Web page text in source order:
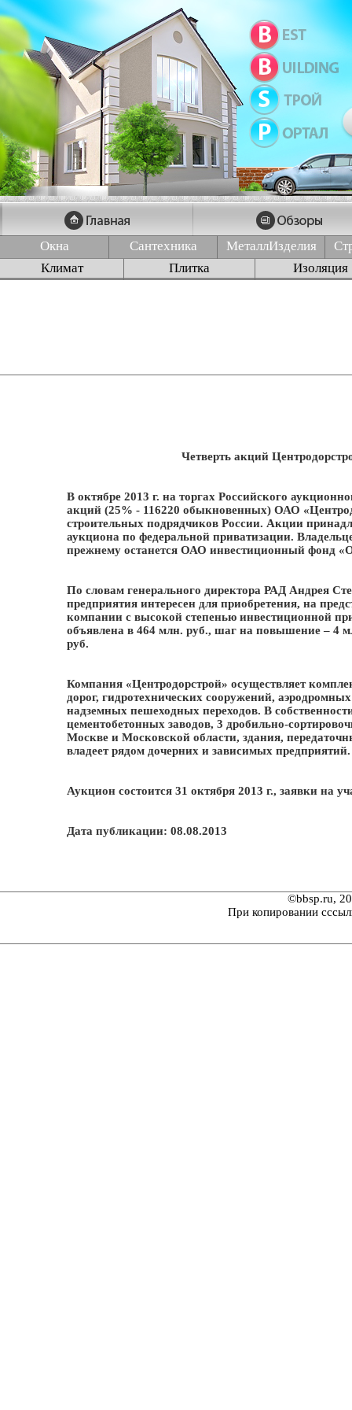
Окна Сантехника МеталлИзделия
Климат
Плитка Изоляция
Четверть акций
В октябре 2013 г. на торгах Российского
акций (25% - 116220 обыкновенных) ОАО
строительных подрядчиков России. Акции
аукциона по федеральной приватизации.
прежнему останется ОАО инвестиционный фонд
По словам генерального директора РАД Андрея
предприятия интересен для приобретения, на
компании с высокой степенью инвестиционной
объявлена в 464 млн. руб., шаг на повышение – 4
руб.
Компания «Центродорстрой» осуществляет
дорог, гидротехнических сооружений,
надземных пешеходных переходов. В
цементобетонных заводов, 3 дробильно-
Москве и Московской области, здания,
владеет рядом дочерних и зависимых предприятий.
Аукцион состоится 31 октября 2013 г., заявки на
Дата публикации: 08.08.2013
©bbsp.ru,
При копировании